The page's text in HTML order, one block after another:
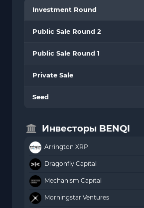
Investment Round
Public Sale Round 2
Public Sale Round 1
Private Sale
Seed
Инвесторы BENQI
Arrington XRP
Dragonfly Capital
Mechanism Capital
Morningstar Ventures